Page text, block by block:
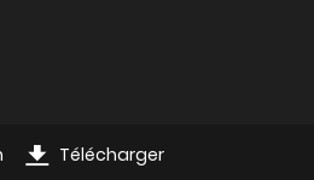
Télécharger